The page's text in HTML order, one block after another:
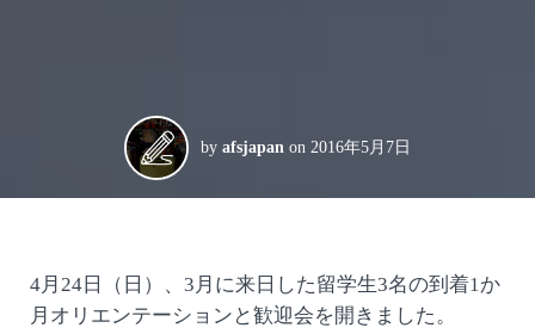
by afsjapan on 2016年5月7日
4月24日（日）、3月に来日した留学生3名の到着1か
月オリエンテーションと歓迎会を開きました。